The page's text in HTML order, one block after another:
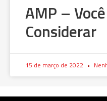
AMP –
Considerar
15 de março de 2022